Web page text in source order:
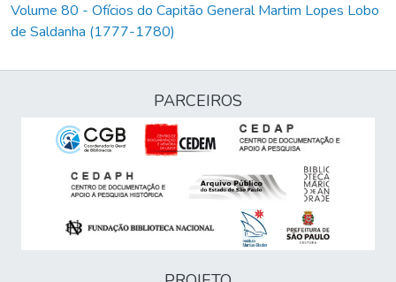
Volume 80 - Ofícios do Capitão General Martim Lopes Lobo
de Saldanha (1777-1780)
PARCEIROS